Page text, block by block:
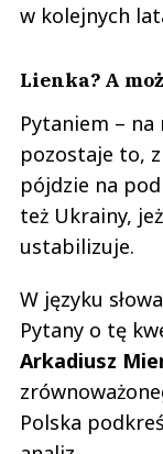
w kolejnych
Lienka? A
Pytaniem –
pozostaje to,
pójdzie na
też Ukrainy,
ustabilizuje.
W języku
Pytany o tę
Arkadiusz
Polska